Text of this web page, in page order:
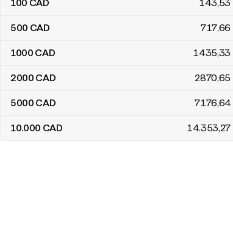
100 CAD 143,53
500 CAD 717,66
1000 CAD 1435,33
2000 CAD 2870,65
5000 CAD 7176,64
10.000 CAD 14.353,27